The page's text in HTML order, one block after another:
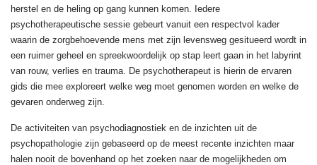
herstel en de heling op gang kunnen komen. Iedere
psychotherapeutische sessie gebeurt vanuit een respectvol kader
waarin de zorgbehoevende mens met zijn levensweg gesitueerd wordt in
een ruimer geheel en spreekwoordelijk op stap leert gaan in het labyrint
van rouw, verlies en trauma. De psychotherapeut is hierin de ervaren
gids die mee exploreert welke weg moet genomen worden en welke de
gevaren onderweg zijn.
De activiteiten van psychodiagnostiek en de inzichten uit de
psychopathologie zijn gebaseerd op de meest recente inzichten maar
halen nooit de bovenhand op het zoeken naar de mogelijkheden om